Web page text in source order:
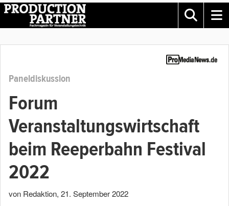
Paneldiskussion
Forum
Veranstaltungswirtschaft
beim Reeperbahn Festival
2022
von Redaktion, 21. September 2022